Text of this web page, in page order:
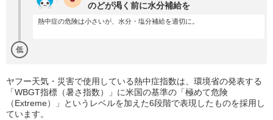
低
のどが渇く前に水分補給を
熱中症の危険は小さいが、水分・塩分補給を適切に。
ヤフー天気・災害で使用している熱中症指数は、環境省の発表する
「WBGT指標（暑さ指数）」に米国の基準の「極めて危険
（Extreme）」というレベルを加えた6段階で表現したものを採用し
ています。